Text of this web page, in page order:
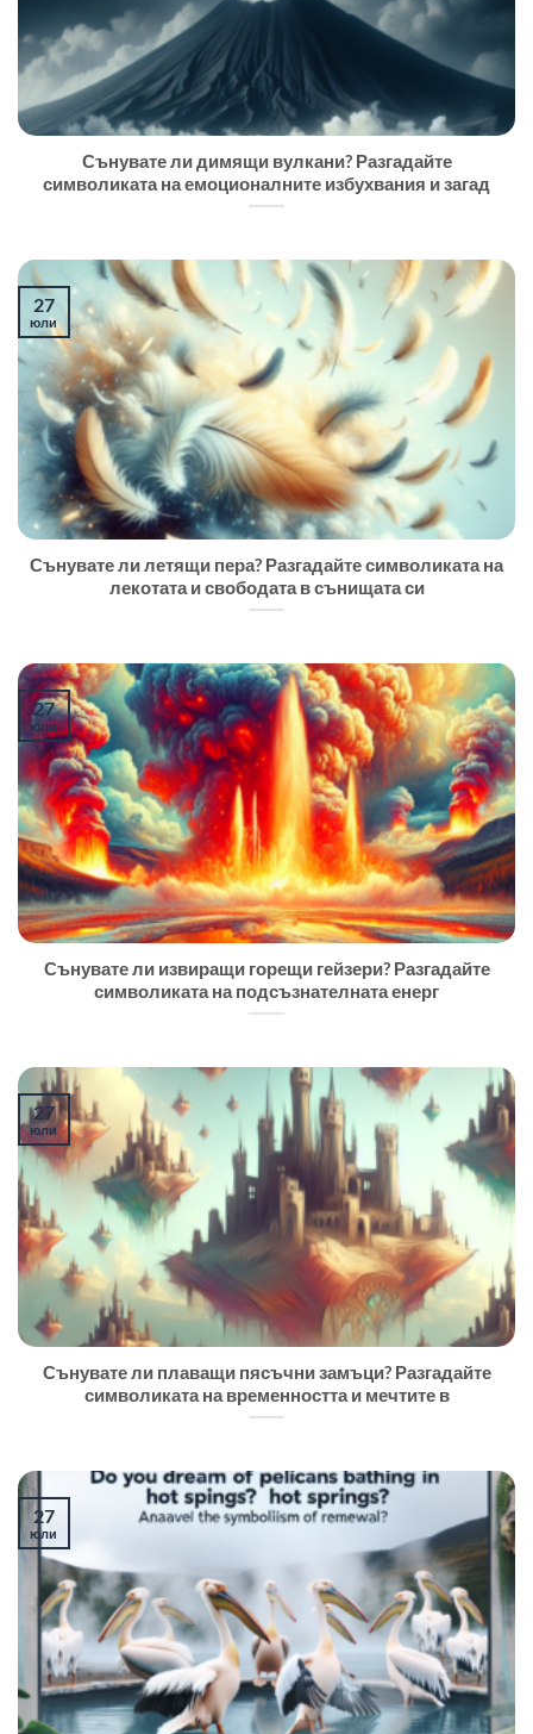
Сънувате ли димящи вулкани? Разгадайте
символиката на емоционалните избухвания и загад
Сънувате ли летящи пера? Разгадайте символиката на
лекотата и свободата в сънищата си
27
юли
Сънувате ли извиращи горещи гейзери? Разгадайте
символиката на подсъзнателната енерг
27
юли
Сънувате ли плаващи пясъчни замъци? Разгадайте
символиката на временността и мечтите в
27
юли
27
юли